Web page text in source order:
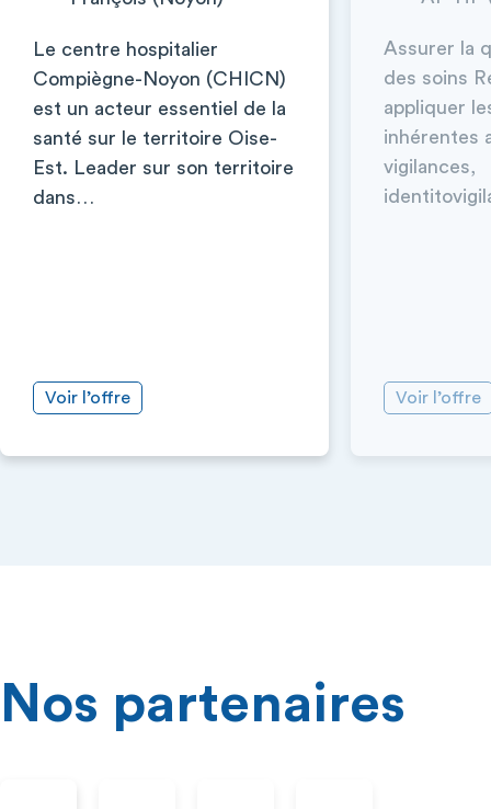
Le centre hospitalier
Compiègne-Noyon (CHICN)
est un acteur essentiel de la
santé sur le territoire Oise-
Est. Leader sur son territoire
dans…
Voir l’offre
Assurer la
des soins
appliquer
inhérentes
vigilances,
Voir l’offre
Nos partenaires